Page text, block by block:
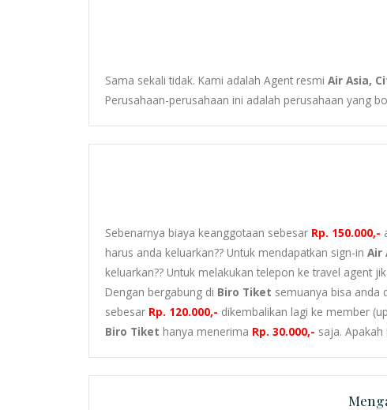
Sama sekali tidak. Kami adalah Agent resmi Air Asia,
Perusahaan-perusahaan ini adalah perusahaan yang
Sebenarnya biaya keanggotaan sebesar Rp. 150.000,-
harus anda keluarkan?? Untuk mendapatkan sign-in Air
keluarkan?? Untuk melakukan telepon ke travel agent
Dengan bergabung di Biro Tiket semuanya bisa anda
sebesar Rp. 120.000,- dikembalikan lagi ke member
Biro Tiket hanya menerima Rp. 30.000,- saja.